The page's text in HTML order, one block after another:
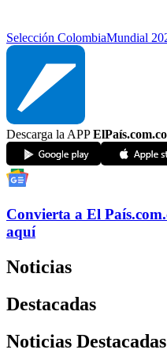
Selección ColombiaMundial
Descarga la APPElPaís.com.co
Convierta a El País
aquí
Noticias
Destacadas
Noticias Destacadas